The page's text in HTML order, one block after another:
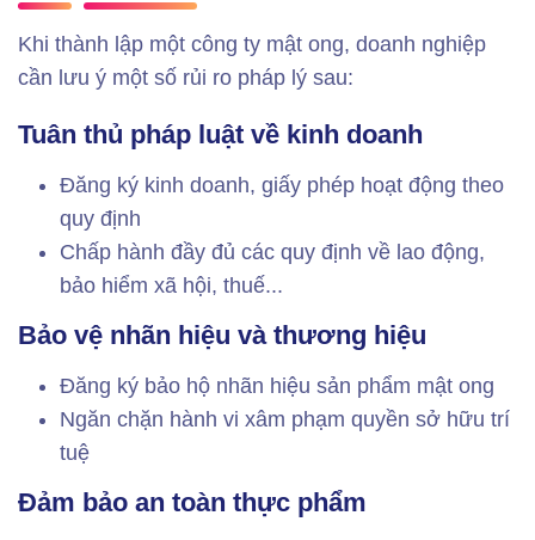
Khi thành lập một công ty mật ong, doanh nghiệp
cần lưu ý một số rủi ro pháp lý sau:
Tuân thủ pháp luật về kinh doanh
Đăng ký kinh doanh, giấy phép hoạt động theo
quy định
Chấp hành đầy đủ các quy định về lao động,
bảo hiểm xã hội, thuế...
Bảo vệ nhãn hiệu và thương hiệu
Đăng ký bảo hộ nhãn hiệu sản phẩm mật ong
Ngăn chặn hành vi xâm phạm quyền sở hữu trí
tuệ
Đảm bảo an toàn thực phẩm